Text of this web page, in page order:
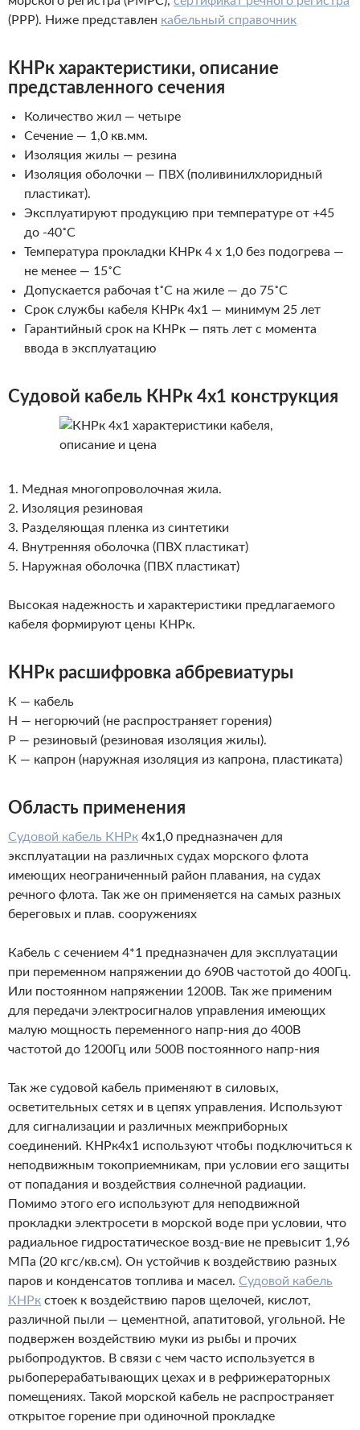
(РРР). Ниже представлен кабельный справочник
КНРк характеристики, описание
представленного сечения
Количество жил — четыре
Сечение — 1,0 кв.мм.
Изоляция жилы — резина
Изоляция оболочки — ПВХ (поливинилхлоридный
пластикат).
Эксплуатируют продукцию при температуре от +45
до -40˚С
Температура прокладки КНРк 4 х 1,0 без подогрева —
не менее — 15˚С
Допускается рабочая t˚С на жиле — до 75˚С
Срок службы кабеля КНРк 4х1 — минимум 25 лет
Гарантийный срок на КНРк — пять лет с момента
ввода в эксплуатацию
Судовой кабель КНРк 4х1 конструкция
1. Медная многопроволочная жила.
2. Изоляция резиновая
3. Разделяющая пленка из синтетики
4. Внутренняя оболочка (ПВХ пластикат)
5. Наружная оболочка (ПВХ пластикат)
Высокая надежность и характеристики предлагаемого
кабеля формируют цены КНРк.
КНРк расшифровка аббревиатуры
К — кабель
Н — негорючий (не распространяет горения)
Р — резиновый (резиновая изоляция жилы).
К — капрон (наружная изоляция из капрона, пластиката)
Область применения
Судовой кабель КНРк 4х1,0 предназначен для
эксплуатации на различных судах морского флота
имеющих неограниченный район плавания, на судах
речного флота. Так же он применяется на самых разных
береговых и плав. сооружениях
Кабель с сечением 4*1 предназначен для эксплуатации
при переменном напряжении до 690В частотой до 400Гц.
Или постоянном напряжении 1200В. Так же применим
для передачи электросигналов управления имеющих
малую мощность переменного напр-ния до 400В
частотой до 1200Гц или 500В постоянного напр-ния
Так же судовой кабель применяют в силовых,
осветительных сетях и в цепях управления. Используют
для сигнализации и различных межприборных
соединений. КНРк4х1 используют чтобы подключиться к
неподвижным токоприемникам, при условии его защиты
от попадания и воздействия солнечной радиации.
Помимо этого его используют для неподвижной
прокладки электросети в морской воде при условии, что
радиальное гидростатическое возд-вие не превысит 1,96
МПа (20 кгс/кв.см). Он устойчив к воздействию разных
паров и конденсатов топлива и масел. Судовой кабель
КНРк стоек к воздействию паров щелочей, кислот,
различной пыли — цементной, апатитовой, угольной. Не
подвержен воздействию муки из рыбы и прочих
рыбопродуктов. В связи с чем часто используется в
рыбоперерабатывающих цехах и в рефрижераторных
помещениях. Такой морской кабель не распространяет
открытое горение при одиночной прокладке